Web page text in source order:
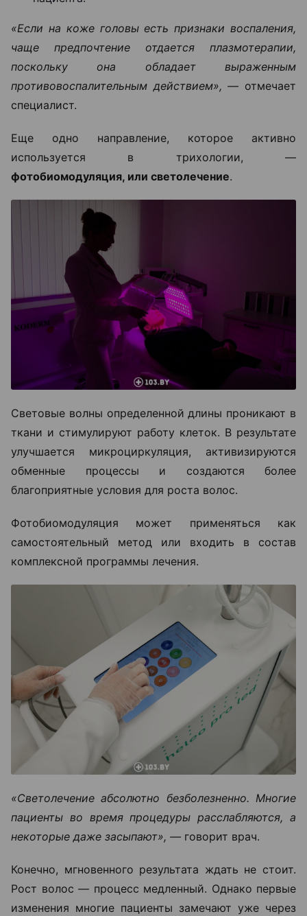
«Если на коже головы есть признаки воспаления,
чаще предпочтение отдается плазмотерапии,
поскольку она обладает выраженным
противовоспалительным действием», — отмечает
специалист.
Еще одно направление, которое активно
используется в трихологии, —
фотобиомодуляция, или светолечение.
Световые волны определенной длины проникают в
ткани и стимулируют работу клеток. В результате
улучшается микроциркуляция, активизируются
обменные процессы и создаются более
благоприятные условия для роста волос.
Фотобиомодуляция может применяться как
самостоятельный метод или входить в состав
комплексной программы лечения.
«Светолечение абсолютно безболезненно. Многие
пациенты во время процедуры расслабляются, а
некоторые даже засыпают», — говорит врач.
Конечно, мгновенного результата ждать не стоит.
Рост волос — процесс медленный. Однако первые
изменения многие пациенты замечают уже через